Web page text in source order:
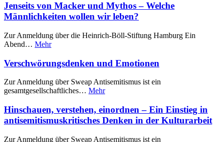
Jenseits von Macker und Mythos – Welche
Männlichkeiten wollen wir leben?
Zur Anmeldung über die Heinrich-Böll-Stiftung Hamburg Ein
Abend… Mehr
Verschwörungsdenken und Emotionen
Zur Anmeldung über Sweap Antisemitismus ist ein
gesamtgesellschaftliches… Mehr
Hinschauen, verstehen, einordnen – Ein Einstieg in
antisemitismuskritisches Denken in der Kulturarbeit
Zur Anmeldung über Sweap Antisemitismus ist ein